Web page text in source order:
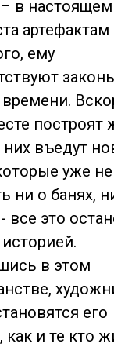
в
артефактам
ему
построят
въедут
уже не
ни о банях,
все это
в этом
его
как и те кто